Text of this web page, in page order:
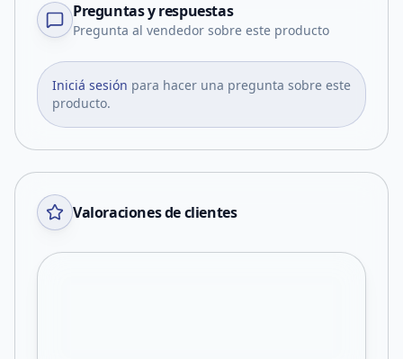
Preguntas y respuestas
Pregunta al vendedor sobre este producto
Iniciá sesión para hacer una pregunta sobre este
producto.
Valoraciones de clientes